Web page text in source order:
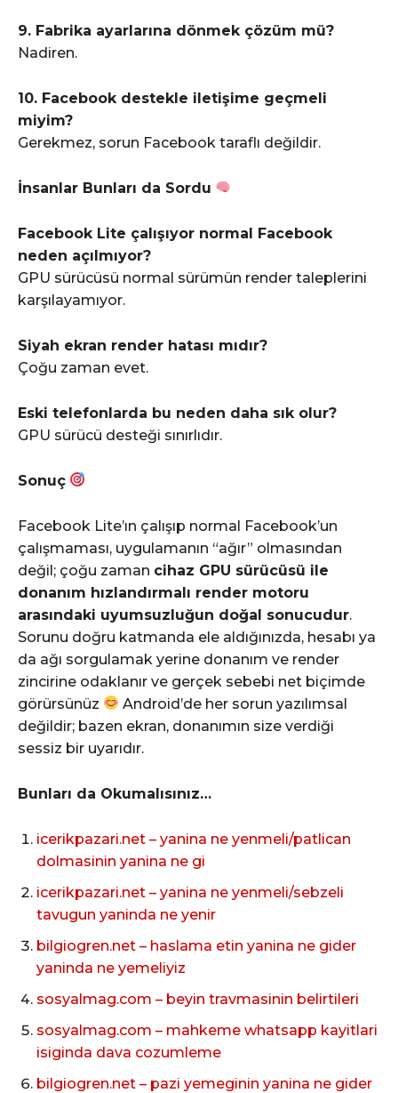
9. Fabrika ayarlarına dönmek çözüm mü?
Nadiren.
10. Facebook destekle iletişime geçmeli
miyim?
Gerekmez, sorun Facebook taraflı değildir.
İnsanlar Bunları da Sordu
Facebook Lite çalışıyor normal Facebook
neden açılmıyor?
GPU sürücüsü normal sürümün render taleplerini
karşılayamıyor.
Siyah ekran render hatası mıdır?
Çoğu zaman evet.
Eski telefonlarda bu neden daha sık olur?
GPU sürücü desteği sınırlıdır.
Sonuç
Facebook Lite’ın çalışıp normal Facebook’un
çalışmaması, uygulamanın “ağır” olmasından
değil; çoğu zaman cihaz GPU sürücüsü ile
donanım hızlandırmalı render motoru
arasındaki uyumsuzluğun doğal sonucudur.
Sorunu doğru katmanda ele aldığınızda, hesabı ya
da ağı sorgulamak yerine donanım ve render
zincirine odaklanır ve gerçek sebebi net biçimde
görürsünüz
Android’de her sorun yazılımsal
değildir; bazen ekran, donanımın size verdiği
sessiz bir uyarıdır.
Bunları da Okumalısınız…
icerikpazari.net – yanina ne yenmeli/patlican
dolmasinin yanina ne gi
icerikpazari.net – yanina ne yenmeli/sebzeli
tavugun yaninda ne yenir
bilgiogren.net – haslama etin yanina ne gider
yaninda ne yemeliyiz
sosyalmag.com – beyin travmasinin belirtileri
sosyalmag.com – mahkeme whatsapp kayitlari
isiginda dava cozumleme
bilgiogren.net – pazi yemeginin yanina ne gider